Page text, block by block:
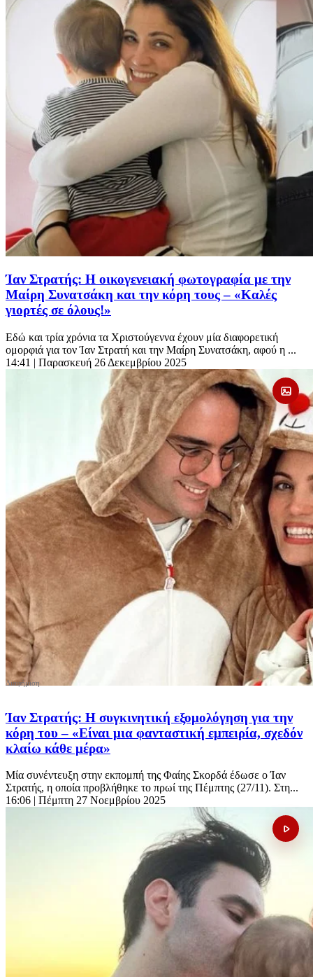
Ίαν Στρατής: Η οικογενειακή φωτογραφία με την
Μαίρη Συνατσάκη και την κόρη τους – «Καλές
γιορτές σε όλους!»
Εδώ και τρία χρόνια τα Χριστούγεννα έχουν μία διαφορετική
ομορφιά για τον Ίαν Στρατή και την Μαίρη Συνατσάκη, αφού η ...
14:41 | Παρασκευή 26 Δεκεμβρίου 2025
Ίαν Στρατής: Η συγκινητική εξομολόγηση για την
κόρη του – «Είναι μια φανταστική εμπειρία, σχεδόν
κλαίω κάθε μέρα»
Μία συνέντευξη στην εκπομπή της Φαίης Σκορδά έδωσε ο Ίαν
Στρατής, η οποία προβλήθηκε το πρωί της Πέμπτης (27/11). Στη...
16:06 | Πέμπτη 27 Νοεμβρίου 2025